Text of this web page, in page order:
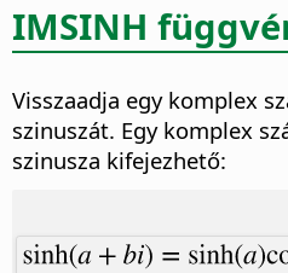
IMSINH
Visszaadja egy komplex
szinuszát. Egy komplex
szinusza kifejezhető: